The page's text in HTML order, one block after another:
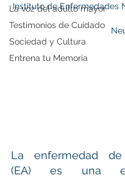
La voz del adulto mayor
Testimonios de Cuidado
Sociedad y Cultura
Entrena tu Memoria
Instituto de Enfermedades
La enfermedad de
(EA) es una